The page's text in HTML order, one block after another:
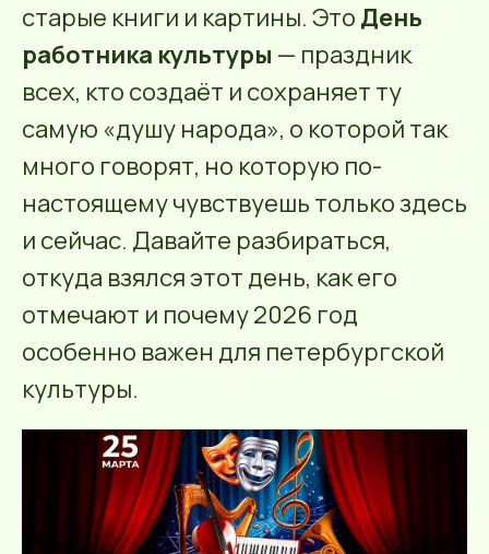
старые книги и картины. Это День
работника культуры — праздник
всех, кто создаёт и сохраняет ту
самую «душу народа», о которой так
много говорят, но которую по-
настоящему чувствуешь только здесь
и сейчас. Давайте разбираться,
откуда взялся этот день, как его
отмечают и почему 2026 год
особенно важен для петербургской
культуры.